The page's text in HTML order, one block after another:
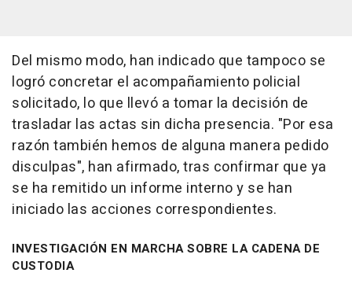
Del mismo modo, han indicado que tampoco se
logró concretar el acompañamiento policial
solicitado, lo que llevó a tomar la decisión de
trasladar las actas sin dicha presencia. "Por esa
razón también hemos de alguna manera pedido
disculpas", han afirmado, tras confirmar que ya
se ha remitido un informe interno y se han
iniciado las acciones correspondientes.
INVESTIGACIÓN EN MARCHA SOBRE LA CADENA DE
CUSTODIA